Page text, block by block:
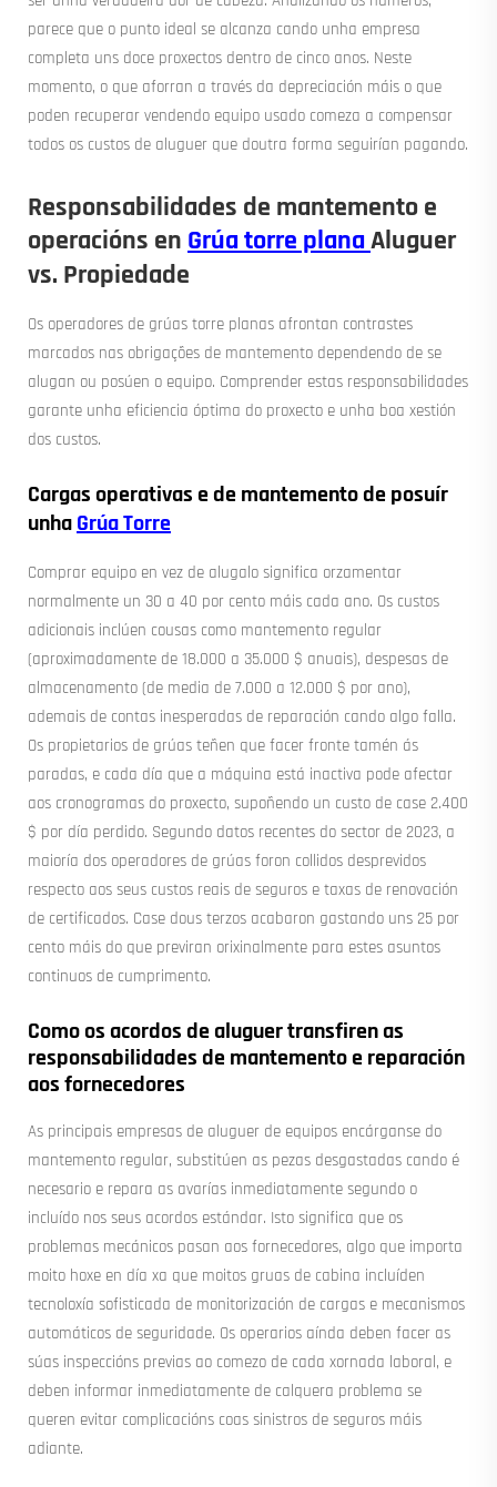
parece que o punto ideal se alcanza cando unha empresa
completa uns doce proxectos dentro de cinco anos. Neste
momento, o que aforran a través da depreciación máis o que
poden recuperar vendendo equipo usado comeza a compensar
todos os custos de aluguer que doutra forma seguirían pagando.
Responsabilidades de mantemento e
operacións en Grúa torre planaAluguer
vs. Propiedade
Os operadores de grúas torre planas afrontan contrastes
marcados nas obrigações de mantemento dependendo de se
alugan ou posúen o equipo. Comprender estas responsabilidades
garante unha eficiencia óptima do proxecto e unha boa xestión
dos custos.
Cargas operativas e de mantemento de posuír
unhaGrúa Torre
Comprar equipo en vez de alugalo significa orzamentar
normalmente un 30 a 40 por cento máis cada ano. Os custos
adicionais inclúen cousas como mantemento regular
(aproximadamente de 18.000 a 35.000 $ anuais), despesas de
almacenamento (de media de 7.000 a 12.000 $ por ano),
ademais de contas inesperadas de reparación cando algo falla.
Os propietarios de grúas teñen que facer fronte tamén ás
paradas, e cada día que a máquina está inactiva pode afectar
aos cronogramas do proxecto, supoñendo un custo de case 2.400
$ por día perdido. Segundo datos recentes do sector de 2023, a
maioría dos operadores de grúas foron collidos desprevidos
respecto aos seus custos reais de seguros e taxas de renovación
de certificados. Case dous terzos acabaron gastando uns 25 por
cento máis do que previran orixinalmente para estes asuntos
continuos de cumprimento.
Como os acordos de aluguer transfiren as
responsabilidades de mantemento e reparación
aos fornecedores
As principais empresas de aluguer de equipos encárganse do
mantemento regular, substitúen as pezas desgastadas cando é
necesario e repara as avarías inmediatamente segundo o
incluído nos seus acordos estándar. Isto significa que os
problemas mecánicos pasan aos fornecedores, algo que importa
moito hoxe en día xa que moitos gruas de cabina incluíden
tecnoloxía sofisticada de monitorización de cargas e mecanismos
automáticos de seguridade. Os operarios aínda deben facer as
súas inspeccións previas ao comezo de cada xornada laboral, e
deben informar inmediatamente de calquera problema se
queren evitar complicacións coas sinistros de seguros máis
adiante.